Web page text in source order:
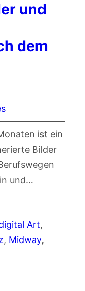
und
dem
ist ein
Bilder
und…
Art
, Midway